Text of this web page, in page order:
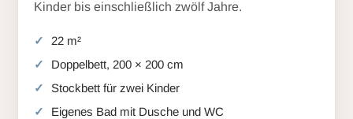
Kinder bis einschließlich zwölf Jahre.
22 m²
Doppelbett, 200 × 200 cm
Stockbett für zwei Kinder
Eigenes Bad mit Dusche und WC